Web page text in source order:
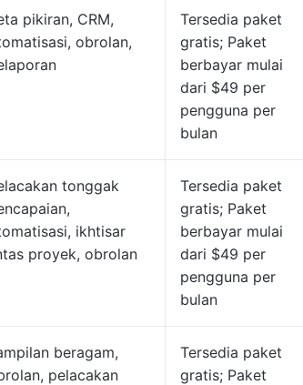
pikiran, CRM,
obrolan,
Tersedia paket
gratis; Paket
berbayar mulai
dari $49 per
pengguna per
bulan
tonggak
ikhtisar
proyek, obrolan
Tersedia paket
gratis; Paket
berbayar mulai
dari $49 per
pengguna per
bulan
beragam,
pelacakan
Tersedia paket
gratis; Paket